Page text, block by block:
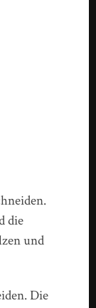
die
und
Die